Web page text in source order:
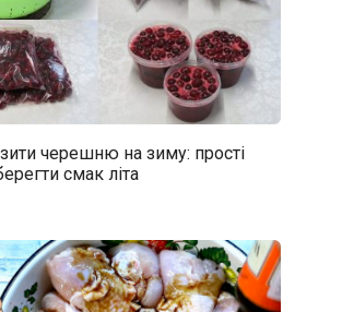
черешню на зиму: прості
смак літа